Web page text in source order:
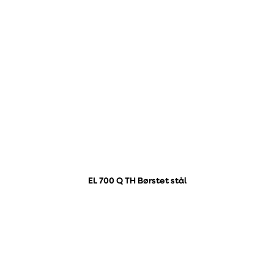
EL 700 Q TH Børstet stål